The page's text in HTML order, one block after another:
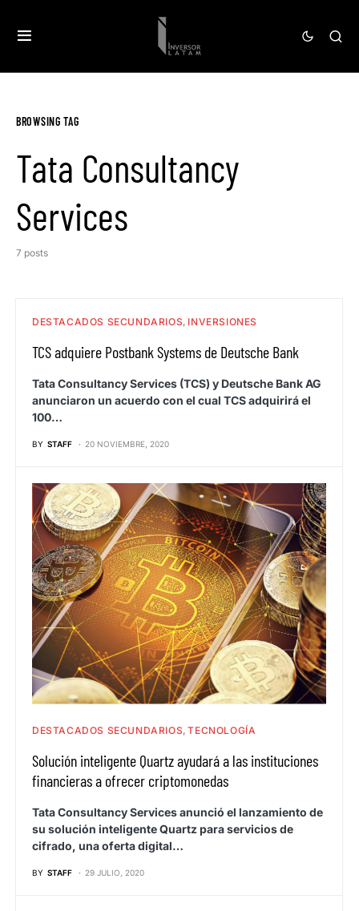
BROWSING TAG
Tata Consultancy
Services
7 posts
DESTACADOS SECUNDARIOS INVERSIONES
TCS adquiere Postbank Systems de Deutsche Bank
Tata Consultancy Services (TCS) y Deutsche Bank AG
anunciaron un acuerdo con el cual TCS adquirirá el
100…
BY STAFF 20 NOVIEMBRE, 2020
DESTACADOS SECUNDARIOS TECNOLOGÍA
Solución inteligente Quartz ayudará a las instituciones
financieras a ofrecer criptomonedas
Tata Consultancy Services anunció el lanzamiento de
su solución inteligente Quartz para servicios de
cifrado, una oferta digital…
BY STAFF 29 JULIO, 2020